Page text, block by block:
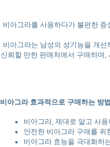
비아그라를 사용하다가 불편한
비아그라는 남성의 성기능을 개
신뢰할 만한 판매처에서 구매하며
비아그라 효과적으로 구매하는 방
비아그라, 제대로 알고 사용
안전한 비아그라 구매를 위
비아그라 효능을 극대화하